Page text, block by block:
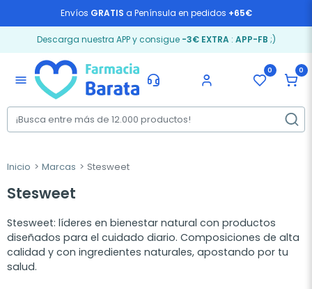
Envíos GRATIS a Península en pedidos +65€
Descarga nuestra APP y consigue -3€ EXTRA: APP-FB ;)
menu
0 0
Inicio Marcas Stesweet
Stesweet
Stesweet: líderes en bienestar natural con productos
diseñados para el cuidado diario. Composiciones de alta
calidad y con ingredientes naturales, apostando por tu
salud.